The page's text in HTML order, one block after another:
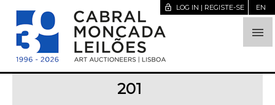

lock_open LOG IN | REGISTE-SE EN
201